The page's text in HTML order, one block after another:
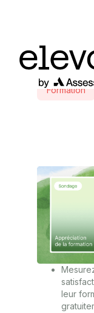
Formation
leur